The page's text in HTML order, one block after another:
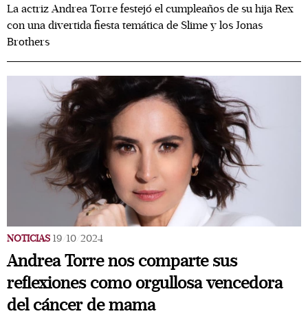
La actriz Andrea Torre festejó el cumpleaños de su hija Rex
con una divertida fiesta temática de Slime y los Jonas
Brothers
NOTICIAS 19/10/2024
Andrea Torre nos comparte sus
reflexiones como orgullosa vencedora
del cáncer de mama